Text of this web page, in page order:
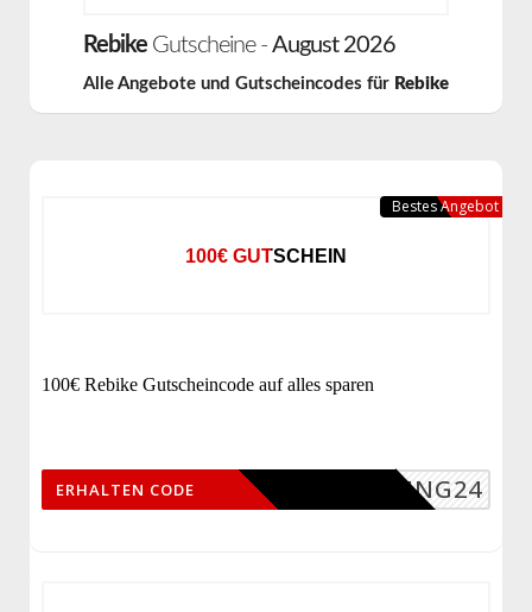
Rebike Gutscheine - August 2026
Alle Angebote und Gutscheincodes für Rebike
100€ GUTSCHEIN
100€ Rebike Gutscheincode auf alles sparen
SPRING24
ERHALTEN CODE
Bestes Angebot